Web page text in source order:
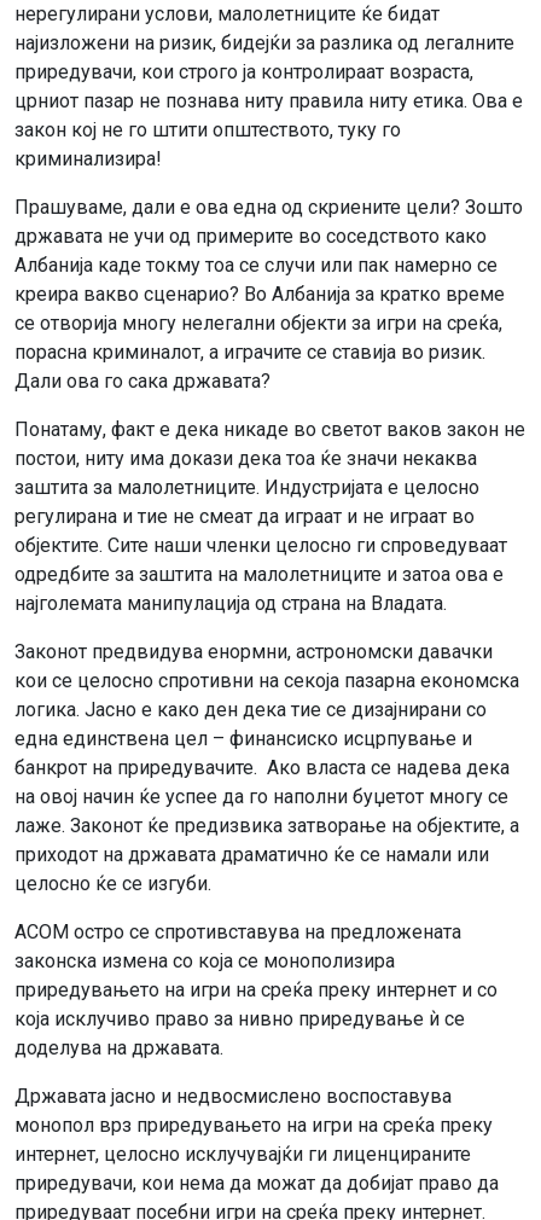
нерегулирани услови, малолетниците ќе бидат
најизложени на ризик, бидејќи за разлика од легалните
приредувачи, кои строго ја контролираат возраста,
црниот пазар не познава ниту правила ниту етика. Ова е
закон кој не го штити општеството, туку го
криминализира!
Прашуваме, дали е ова една од скриените цели? Зошто
државата не учи од примерите во соседството како
Албанија каде токму тоа се случи или пак намерно се
креира вакво сценарио? Во Албанија за кратко време
се отворија многу нелегални објекти за игри на среќа,
порасна криминалот, а играчите се ставија во ризик.
Дали ова го сака државата?
Понатаму, факт е дека никаде во светот ваков закон не
постои, ниту има докази дека тоа ќе значи некаква
заштита за малолетниците. Индустријата е целосно
регулирана и тие не смеат да играат и не играат во
објектите. Сите наши членки целосно ги спроведуваат
одредбите за заштита на малолетниците и затоа ова е
најголемата манипулација од страна на Владата.
Законот предвидува енормни, астрономски давачки
кои се целосно спротивни на секоја пазарна економска
логика. Јасно е како ден дека тие се дизајнирани со
една единствена цел – финансиско исцрпување и
банкрот на приредувачите. Ако власта се надева дека
на овој начин ќе успее да го наполни буџетот многу се
лаже. Законот ќе предизвика затворање на објектите, а
приходот на државата драматично ќе се намали или
целосно ќе се изгуби.
АСОМ остро се спротивставува на предложената
законска измена со која се монополизира
приредувањето на игри на среќа преку интернет и со
која исклучиво право за нивно приредување ѝ се
доделува на државата.
Државата јасно и недвосмислено воспоставува
монопол врз приредувањето на игри на среќа преку
интернет, целосно исклучувајќи ги лиценцираните
приредувачи, кои нема да можат да добијат право да
приредуваат посебни игри на среќа преку интернет.